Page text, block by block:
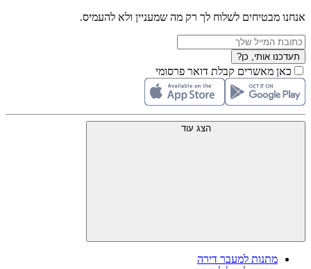
אנחנו מבטיחים לשלוח לך רק מה שמעניין ולא להעמיס.
תעדכנו אותי, כן?
כאן מאשרים קבלת דואר פרסומי
הצג עוד
מתנות למעבר דירה